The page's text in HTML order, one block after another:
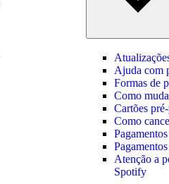
Ajuda com
Formas de
Como
Cartões
Como
Atenção a
Spotify